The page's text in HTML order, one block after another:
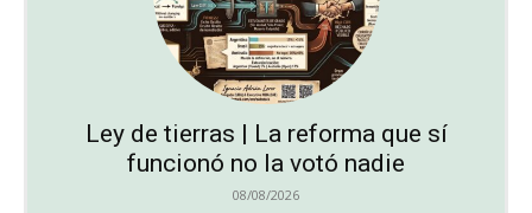
Ley de tierras | La reforma que sí
funcionó no la votó nadie
08/08/2026